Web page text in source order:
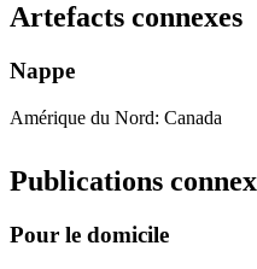
Artefacts connexes
Nappe
Amérique du Nord: Canada
Publications
Pour le domicile